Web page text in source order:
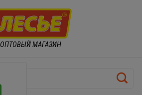
ОПТОВЫЙ МАГАЗИН